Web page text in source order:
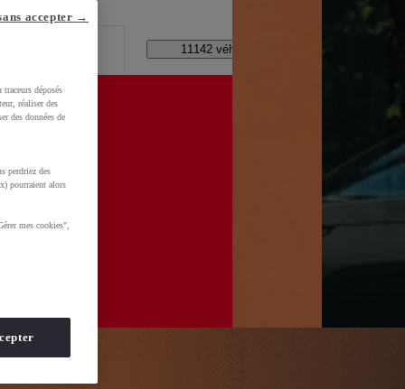
?
11142 véhicules disponibles
déposés
réaliser des
des données de
perdriez des
pourraient alors
mes cookies",
accepter →